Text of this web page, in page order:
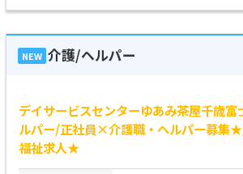
NEW 介護/ヘルパー
デイサービスセンターゆあみ茶屋千歳富
ルパー/正社員×介護職・ヘルパー募集
福祉求人★